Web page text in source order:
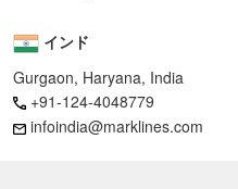
インド
Gurgaon, Haryana, India
+91-124-4048779
infoindia@marklines.com